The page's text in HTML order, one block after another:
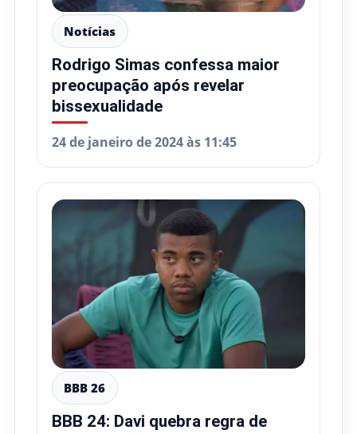
Notícias
Rodrigo Simas confessa maior
preocupação após revelar
bissexualidade
24 de janeiro de 2024 às 11:45
BBB 26
BBB 24: Davi quebra regra de